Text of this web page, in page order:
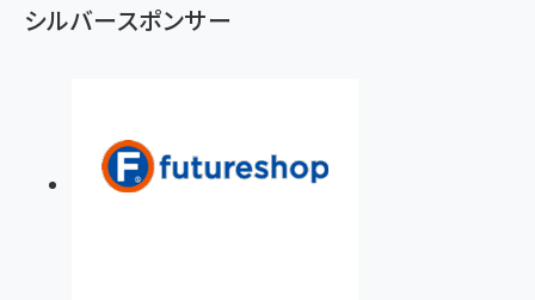
シルバースポンサー